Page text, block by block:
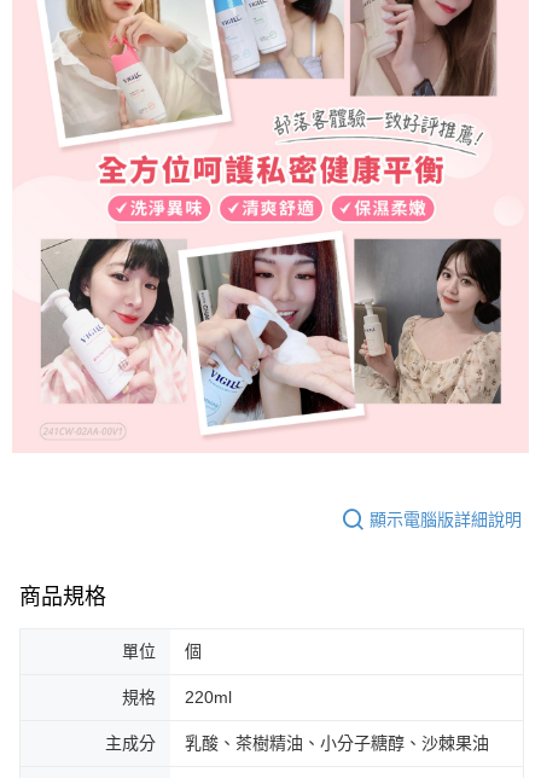
顯示電腦版詳細說明
商品規格
單位 個
規格 220ml
主成分 乳酸、茶樹精油、小分子糖醇、沙棘果油